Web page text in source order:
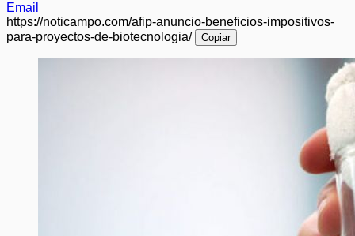
Email
https://noticampo.com/afip-anuncio-beneficios-impositivos-
para-proyectos-de-biotecnologia/
Copiar